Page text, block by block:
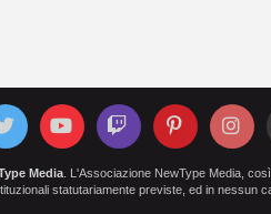
Media. L'Associazione NewType Media,
statutariamente previste, ed in nessun